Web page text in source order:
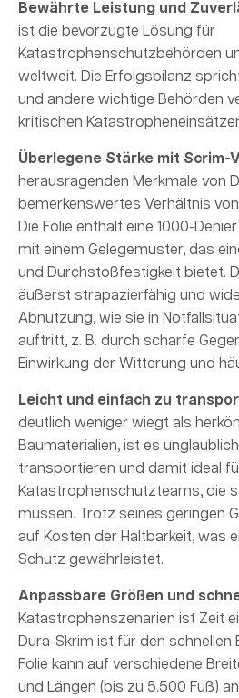
Bewährte Leistung und
ist die bevorzugte Lösung für
Katastrophenschutzbehörden
weltweit. Die Erfolgsbilanz
und andere wichtige Behörden
kritischen
Überlegene Stärke mit Scrim-
herausragenden Merkmale von
bemerkenswertes Verhältnis
Die Folie enthält eine 1000-
mit einem Gelegemuster, das
und Durchstoßfestigkeit bietet.
äußerst strapazierfähig und
Abnutzung, wie sie in
auftritt, z. B. durch scharfe
Einwirkung der Witterung und
Leicht und einfach zu
deutlich weniger wiegt als
Baumaterialien, ist es
transportieren und damit ideal
Katastrophenschutzteams, die
müssen. Trotz seines geringen
auf Kosten der Haltbarkeit, was
Schutz gewährleistet.
Anpassbare Größen und
Katastrophenszenarien ist Zeit
Dura-Skrim ist für den schnellen
Folie kann auf verschiedene
und Längen (bis zu 5.500 Fuß)